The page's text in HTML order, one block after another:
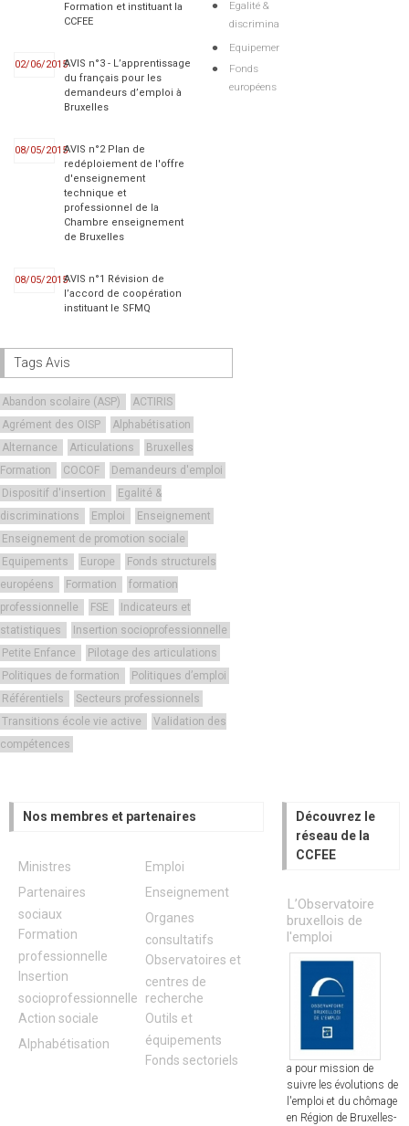
Formation et instituant la
CCFEE
02/06/2015AVIS n°3 - L’apprentissage
du français pour les
demandeurs d’emploi à
Bruxelles
08/05/2015AVIS n°2 Plan de
redéploiement de l'offre
d'enseignement
technique et
professionnel de la
Chambre enseignement
de Bruxelles
08/05/2015AVIS n°1 Révision de
l’accord de coopération
instituant le SFMQ
Egalité &
discriminations
Equipements
Fonds
européens
Tags Avis
Abandon scolaire (ASP)
ACTIRIS
Agrément des OISP
Alphabétisation
Alternance
Articulations
Bruxelles
Formation
COCOF
Demandeurs d'emploi
Dispositif d'insertion
Egalité &
discriminations
Emploi
Enseignement
Enseignement de promotion sociale
Equipements
Europe
Fonds structurels
européens
Formation
formation
professionnelle
FSE
Indicateurs et
statistiques
Insertion socioprofessionnelle
Petite Enfance
Pilotage des articulations
Politiques de formation
Politiques d’emploi
Référentiels
Secteurs professionnels
Transitions école vie active
Validation des
compétences
Nos membres et partenaires
Ministres
Partenaires
sociaux
Formation
professionnelle
Insertion
socioprofessionnelle
Action sociale
Alphabétisation
Emploi
Enseignement
Organes
consultatifs
Observatoires et
centres de
recherche
Outils et
équipements
Fonds sectoriels
Découvrez le
réseau de la
CCFEE
L’Observatoire
bruxellois de
l'emploi
a pour mission de
suivre les évolutions de
l'emploi et du chômage
en Région de Bruxelles-